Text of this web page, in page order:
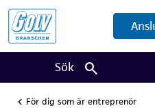
Sök
För dig som är entreprenör